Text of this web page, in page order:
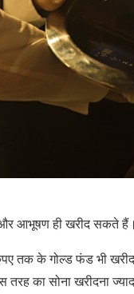
आभूषण ही खरीद सकते हैं।
तक के गोल्ड फंड भी
का सोना खरीदना